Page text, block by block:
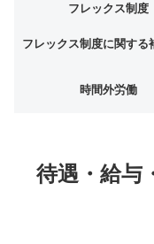
フレックス制度
フレックス制度に関する
時間外労働
待遇・給与